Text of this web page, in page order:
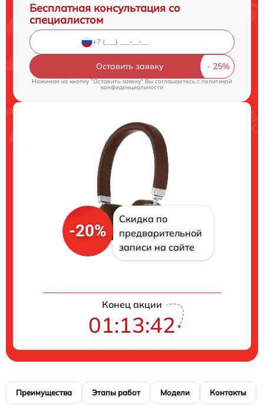
Бесплатная консультация со
специалистом
Оставить заявку
Нажимая на кнопку "Оставить заявку" Вы соглашаетесь cполитикой
конфиденциальности
-20%
Скидка по
предварительной
записи на сайте
Конец акции
01:13:41
Преимущества Этапы работ Модели Контакты